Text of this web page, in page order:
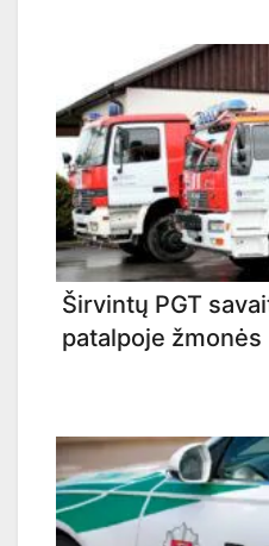
Širvintų PGT
patalpoje žmonės